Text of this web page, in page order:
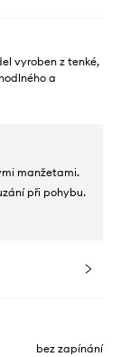
vyroben z tenké,
a
manžetami.
při pohybu.
bez zapínání